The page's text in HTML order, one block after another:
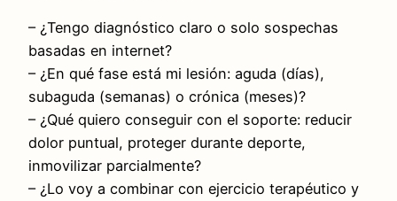
– ¿Tengo diagnóstico claro o solo sospechas
basadas en internet?
– ¿En qué fase está mi lesión: aguda (días),
subaguda (semanas) o crónica (meses)?
– ¿Qué quiero conseguir con el soporte: reducir
dolor puntual, proteger durante deporte,
inmovilizar parcialmente?
– ¿Lo voy a combinar con ejercicio terapéutico y